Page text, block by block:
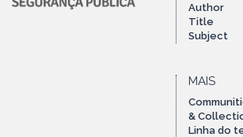
Author
Title
Subject
MAIS
&
Linha do